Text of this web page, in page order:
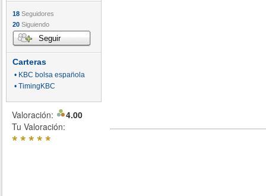
18 Seguidores
20 Siguiendo
Seguir
Carteras
• KBC bolsa española
• TimingKBC
Valoración:
4.00
Tu Valoración:
*****